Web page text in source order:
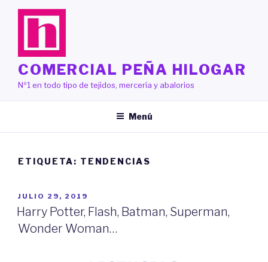
Saltar
COMERCIAL PEÑA HILOGAR
Nº1 en todo tipo de tejidos, mercería y abalorios
Menú
ETIQUETA: TENDENCIAS
PUBLICADO
EL
JULIO 29, 2019
Harry Potter, Flash, Batman, Superman,
Wonder Woman…